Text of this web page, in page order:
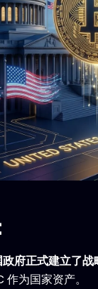
府正式建立了战
为国家资产。